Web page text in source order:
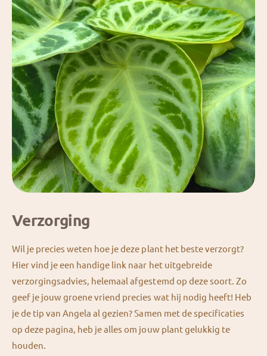
Verzorging
Wil je precies weten hoe je deze plant het beste verzorgt?
Hier vind je een handige link naar het uitgebreide
verzorgingsadvies, helemaal afgestemd op deze soort. Zo
geef je jouw groene vriend precies wat hij nodig heeft! Heb
je de tip van Angela al gezien? Samen met de specificaties
op deze pagina, heb je alles om jouw plant gelukkig te
houden.